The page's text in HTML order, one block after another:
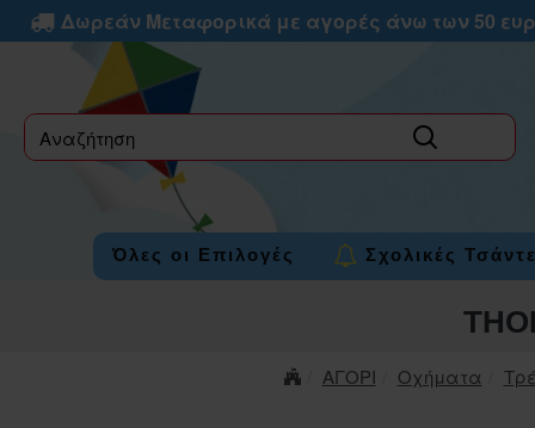
Δωρεάν Μεταφορικά με αγορές άνω των 50
label
Όλες οι Επιλογές Σχολικές
ΑΓΟΡΙ Οχήματα